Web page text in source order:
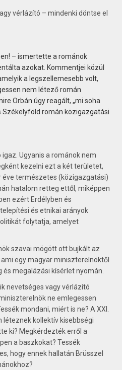
vérlázító – mindenki döntse el
– ismertette a románok
azokat. Kommentjei közül
a legszellemesebb volt,
nem létező román
Orbán úgy reagált, „mi soha
Székelyföld román közigazgatási
Ugyanis a románok nem
kezelni ezt a két területet,
természetes (közigazgatási)
hatalom retteg ettől, miképpen
ezért Erdélyben és
és etnikai arányok
folytatja, amelyet
szavai mögött ott bujkált az
egy magyar miniszterelnöktől
megalázási kísérlet nyomán.
nevetséges vagy vérlázító
ne emlegessen
mondani, miért is ne? A XXI.
léteznek kollektív kisebbségi
ki? Megkérdezték erről a
a baszkokat? Tessék
hogy ennek hallatán Brüsszel